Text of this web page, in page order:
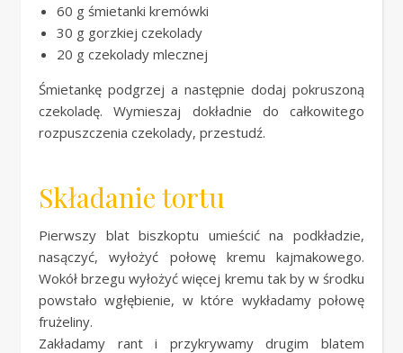
60 g śmietanki kremówki
30 g gorzkiej czekolady
20 g czekolady mlecznej
Śmietankę podgrzej a następnie dodaj pokruszoną
czekoladę. Wymieszaj dokładnie do całkowitego
rozpuszczenia czekolady, przestudź.
Składanie tortu
Pierwszy blat biszkoptu umieścić na podkładzie,
nasączyć, wyłożyć połowę kremu kajmakowego.
Wokół brzegu wyłożyć więcej kremu tak by w środku
powstało wgłębienie, w które wykładamy połowę
frużeliny.
Zakładamy rant i przykrywamy drugim blatem